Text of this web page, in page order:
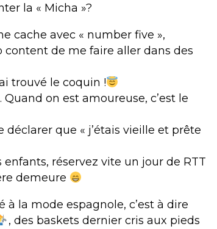
la « Micha »?
cache avec « number five »,
de me faire aller dans des
trouvé le coquin !
on est amoureuse, c’est le
que « j’étais vieille et prête
réservez vite un jour de RTT
demeure
à la mode espagnole, c’est à dire
, des baskets dernier cris aux pieds